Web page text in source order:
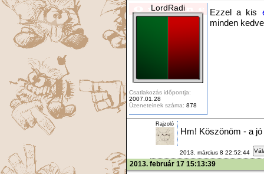
LordRadi
Csatlakozás időpontja:
2007.01.28
Üzeneteinek száma: 878
Ezzel a kis
minden
Rajzoló
Hm! Köszönöm - a
2013. március 8 22:52:44
2013. február 17 15:13:39